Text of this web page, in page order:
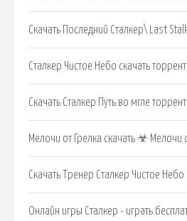
Скачать Последний Сталкер\ Last
Сталкер Чистое Небо скачать
Скачать Сталкер Путь во мгле
Мелочи от Грелка скачать ☣ Мелочи
Скачать Тренер Сталкер Чистое Небо
Онлайн игры Сталкер - играть